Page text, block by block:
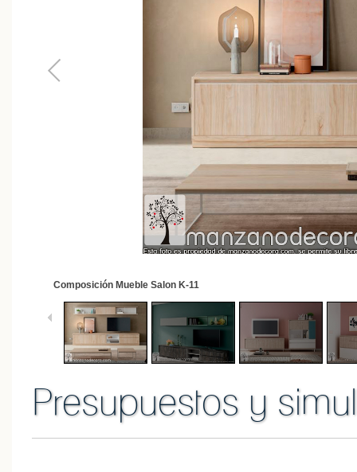
Composición Mueble Salon Kay
Presupuestos y